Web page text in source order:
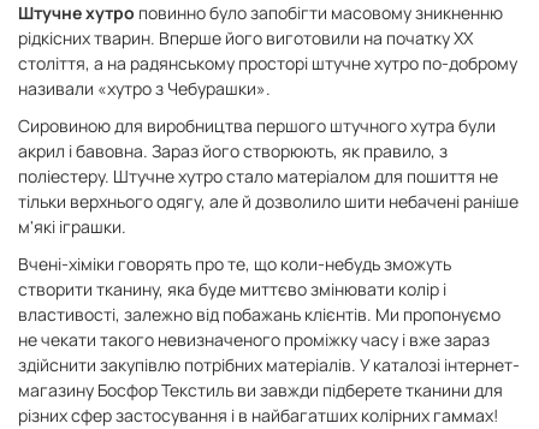
Штучне хутро повинно було запобігти масовому зникненню
рідкісних тварин. Вперше його виготовили на початку ХХ
століття, а на радянському просторі штучне хутро по-доброму
називали «хутро з Чебурашки».
Сировиною для виробництва першого штучного хутра були
акрил і бавовна. Зараз його створюють, як правило, з
поліестеру. Штучне хутро стало матеріалом для пошиття не
тільки верхнього одягу, але й дозволило шити небачені раніше
м'які іграшки.
Вчені-хіміки говорять про те, що коли-небудь зможуть
створити тканину, яка буде миттєво змінювати колір і
властивості, залежно від побажань клієнтів. Ми пропонуємо
не чекати такого невизначеного проміжку часу і вже зараз
здійснити закупівлю потрібних матеріалів. У каталозі інтернет-
магазину Босфор Текстиль ви завжди підберете тканини для
різних сфер застосування і в найбагатших колірних гаммах!